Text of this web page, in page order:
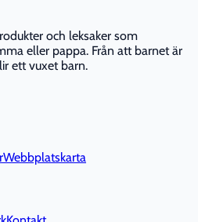
och leksaker som
eller pappa. Från att barnet är
ett vuxet barn.
Webbplatskarta